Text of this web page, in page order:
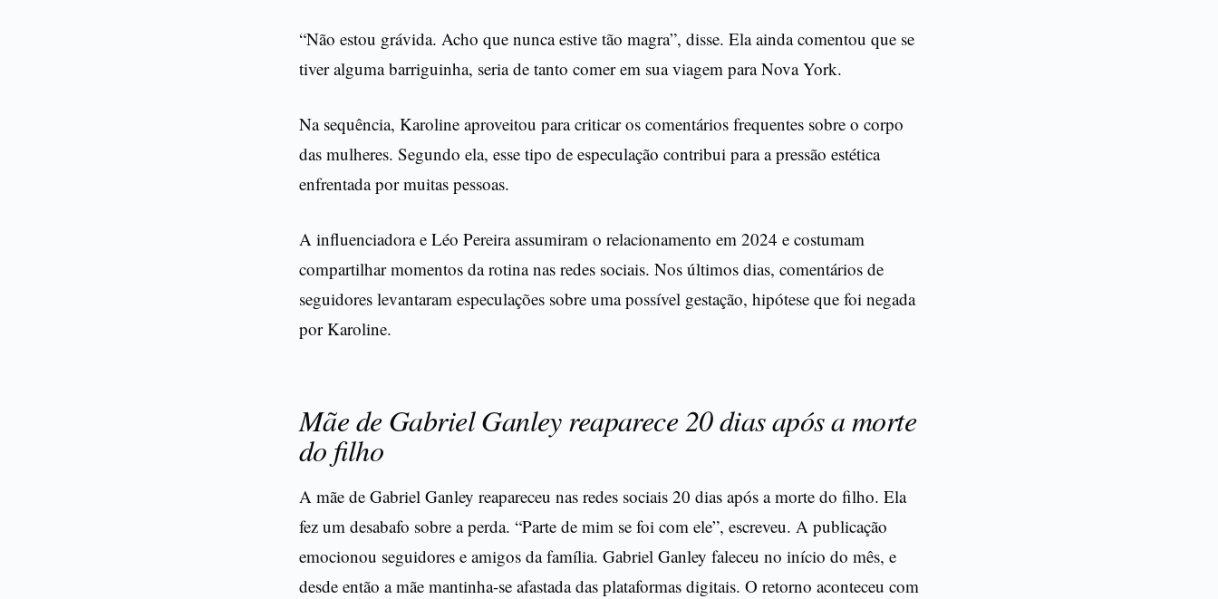
“Não estou grávida. Acho que nunca estive tão magra”, disse. Ela ainda comentou que se
tiver alguma barriguinha, seria de tanto comer em sua viagem para Nova York.
Na sequência, Karoline aproveitou para criticar os comentários frequentes sobre o corpo
das mulheres. Segundo ela, esse tipo de especulação contribui para a pressão estética
enfrentada por muitas pessoas.
A influenciadora e Léo Pereira assumiram o relacionamento em 2024 e costumam
compartilhar momentos da rotina nas redes sociais. Nos últimos dias, comentários de
seguidores levantaram especulações sobre uma possível gestação, hipótese que foi negada
por Karoline.
Mãe de Gabriel Ganley reaparece 20 dias após a morte
do filho
A mãe de Gabriel Ganley reapareceu nas redes sociais 20 dias após a morte do filho. Ela
fez um desabafo sobre a perda. “Parte de mim se foi com ele”, escreveu. A publicação
emocionou seguidores e amigos da família. Gabriel Ganley faleceu no início do mês, e
desde então a mãe mantinha-se afastada das plataformas digitais. O retorno aconteceu com